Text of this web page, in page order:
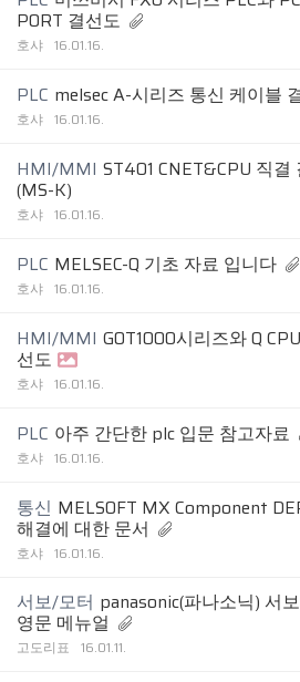
PORT 결선도
호샤 16.01.16.
PLC melsec A-시리즈 통신 케이블
호샤 16.01.16.
HMI/MMI ST401 CNET&CPU 직결
(MS-K)
호샤 16.01.16.
PLC MELSEC-Q 기초 자료 입니다
호샤 16.01.16.
HMI/MMI GOT1000시리즈와 Q
선도
호샤 16.01.16.
PLC 아주 간단한 plc 입문 참고자료
호샤 16.01.16.
통신 MELSOFT MX Component
해결에 대한 문서
호샤 16.01.16.
서보/모터 panasonic(파나소닉) 서
영문 메뉴얼
고도리표 16.01.11.